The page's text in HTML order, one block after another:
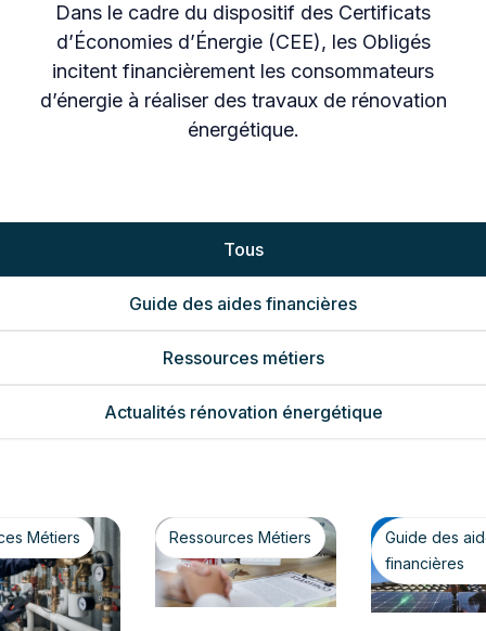
Dans le cadre du dispositif des Certificats
d’Économies d’Énergie (CEE), les Obligés
incitent financièrement les consommateurs
d’énergie à réaliser des travaux de rénovation
énergétique.
Tous
Guide des aides financières
Ressources métiers
Actualités rénovation énergétique
Métiers Ressources Métiers
Guide des
financières